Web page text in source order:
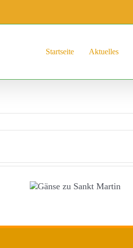
Startseite Aktuelles